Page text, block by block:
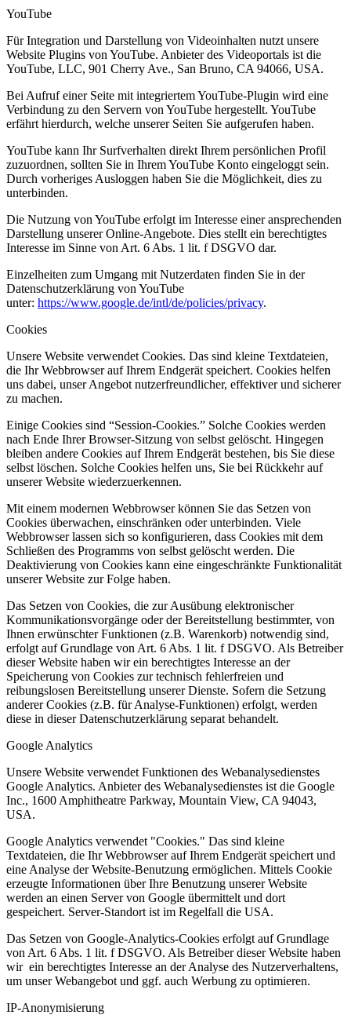
YouTube
Für Integration und Darstellung von Videoinhalten nutzt unsere
Website Plugins von YouTube. Anbieter des Videoportals ist die
YouTube, LLC, 901 Cherry Ave., San Bruno, CA 94066, USA.
Bei Aufruf einer Seite mit integriertem YouTube-Plugin wird eine
Verbindung zu den Servern von YouTube hergestellt. YouTube
erfährt hierdurch, welche unserer Seiten Sie aufgerufen haben.
YouTube kann Ihr Surfverhalten direkt Ihrem persönlichen Profil
zuzuordnen, sollten Sie in Ihrem YouTube Konto eingeloggt sein.
Durch vorheriges Ausloggen haben Sie die Möglichkeit, dies zu
unterbinden.
Die Nutzung von YouTube erfolgt im Interesse einer ansprechenden
Darstellung unserer Online-Angebote. Dies stellt ein berechtigtes
Interesse im Sinne von Art. 6 Abs. 1 lit. f DSGVO dar.
Einzelheiten zum Umgang mit Nutzerdaten finden Sie in der
Datenschutzerklärung von YouTube
unter: https://www.google.de/intl/de/policies/privacy.
Cookies
Unsere Website verwendet Cookies. Das sind kleine Textdateien,
die Ihr Webbrowser auf Ihrem Endgerät speichert. Cookies helfen
uns dabei, unser Angebot nutzerfreundlicher, effektiver und sicherer
zu machen.
Einige Cookies sind “Session-Cookies.” Solche Cookies werden
nach Ende Ihrer Browser-Sitzung von selbst gelöscht. Hingegen
bleiben andere Cookies auf Ihrem Endgerät bestehen, bis Sie diese
selbst löschen. Solche Cookies helfen uns, Sie bei Rückkehr auf
unserer Website wiederzuerkennen.
Mit einem modernen Webbrowser können Sie das Setzen von
Cookies überwachen, einschränken oder unterbinden. Viele
Webbrowser lassen sich so konfigurieren, dass Cookies mit dem
Schließen des Programms von selbst gelöscht werden. Die
Deaktivierung von Cookies kann eine eingeschränkte Funktionalität
unserer Website zur Folge haben.
Das Setzen von Cookies, die zur Ausübung elektronischer
Kommunikationsvorgänge oder der Bereitstellung bestimmter, von
Ihnen erwünschter Funktionen (z.B. Warenkorb) notwendig sind,
erfolgt auf Grundlage von Art. 6 Abs. 1 lit. f DSGVO. Als Betreiber
dieser Website haben wir ein berechtigtes Interesse an der
Speicherung von Cookies zur technisch fehlerfreien und
reibungslosen Bereitstellung unserer Dienste. Sofern die Setzung
anderer Cookies (z.B. für Analyse-Funktionen) erfolgt, werden
diese in dieser Datenschutzerklärung separat behandelt.
Google Analytics
Unsere Website verwendet Funktionen des Webanalysedienstes
Google Analytics. Anbieter des Webanalysedienstes ist die Google
Inc., 1600 Amphitheatre Parkway, Mountain View, CA 94043,
USA.
Google Analytics verwendet "Cookies." Das sind kleine
Textdateien, die Ihr Webbrowser auf Ihrem Endgerät speichert und
eine Analyse der Website-Benutzung ermöglichen. Mittels Cookie
erzeugte Informationen über Ihre Benutzung unserer Website
werden an einen Server von Google übermittelt und dort
gespeichert. Server-Standort ist im Regelfall die USA.
Das Setzen von Google-Analytics-Cookies erfolgt auf Grundlage
von Art. 6 Abs. 1 lit. f DSGVO. Als Betreiber dieser Website haben
wir ein berechtigtes Interesse an der Analyse des Nutzerverhaltens,
um unser Webangebot und ggf. auch Werbung zu optimieren.
IP-Anonymisierung